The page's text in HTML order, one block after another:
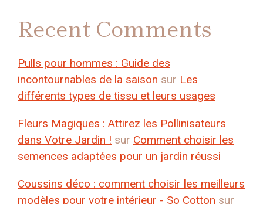
Recent Comments
Pulls pour hommes : Guide des
incontournables de la saison sur Les
différents types de tissu et leurs usages
Fleurs Magiques : Attirez les Pollinisateurs
dans Votre Jardin ! sur Comment choisir les
semences adaptées pour un jardin réussi
Coussins déco : comment choisir les meilleurs
modèles pour votre intérieur - So Cotton sur